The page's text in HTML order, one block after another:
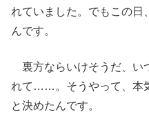
れていました。でもこの日
んです。
裏方ならいけそうだ、い
れて……。そうやって、本
と決めたんです。